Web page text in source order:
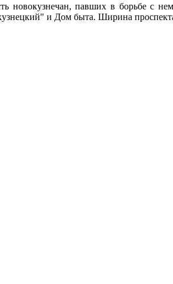
павших в борьбе с
и Дом быта. Ширина